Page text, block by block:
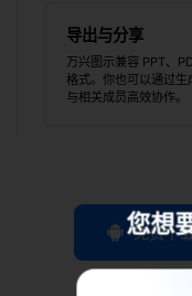
导出与分享
万兴图示兼容 PPT、
格式。你也可以通过
与相关成员高效协作。
免费下
您想